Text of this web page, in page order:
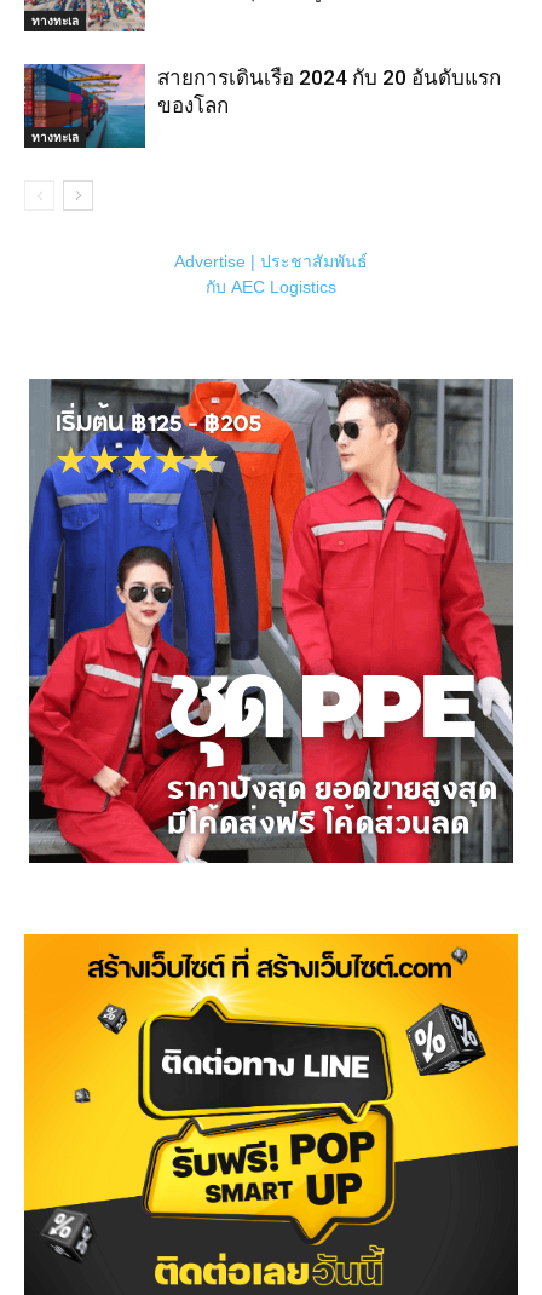
ทางทะเล
ทางทะเล
สายการเดินเรือ 2024 กับ 20 อันดับแรก
ของโลก
Advertise | ประชาสัมพันธ์
กับ AEC Logistics